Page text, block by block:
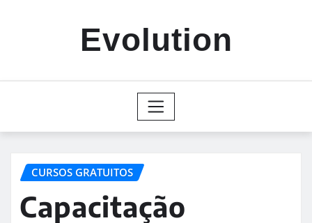
Evolution
CURSOS GRATUITOS
Capacitação